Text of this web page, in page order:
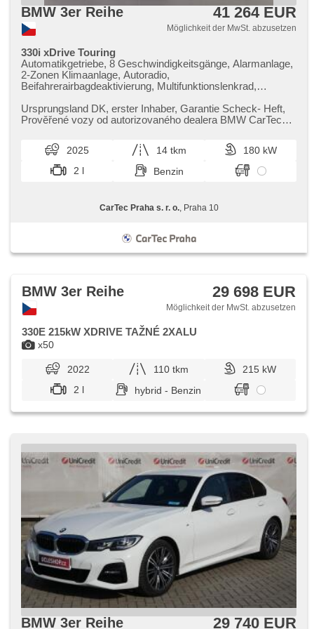
BMW 3er Reihe 41 264 EUR
Möglichkeit der MwSt. abzusetzen
330i xDrive Touring
Automatikgetriebe, 8 Geschwindigkeitsgänge, Alarmanlage,
2-Zonen Klimaanlage, Autoradio,
Beifahrerairbagdeaktivierung, Multifunktionslenkrad,
Bremsbelages, Reifendrucksensor, Antrieb 4x4, beheizte
Sitze, Parkassistent
Ursprungsland DK,​ erster Inhaber,​ Garantie Scheck​- Heft,​
Prověřené vozy od autorizovaného dealera BMW CarTec
2025 14 tkm
180 kW
2 l
Benzin
CarTec Praha s. r. o., Praha 10
x50
BMW 3er Reihe 29 698 EUR
Möglichkeit der MwSt. abzusetzen
330E 215kW XDRIVE TAŽNÉ 2XALU
2022 110 tkm
215 kW
2 l
hybrid - Benzin
BMW 3er Reihe 29 740 EUR